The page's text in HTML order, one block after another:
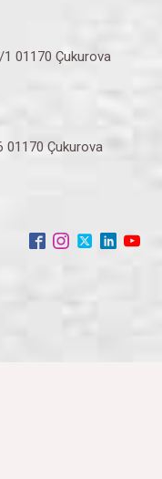
1 01170 Çukurova
01170 Çukurova